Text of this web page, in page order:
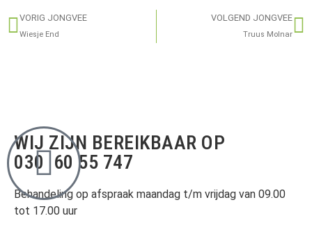
VORIG JONGVEE
Wiesje End
VOLGEND JONGVEE
Truus Molnar
WIJ ZIJN BEREIKBAAR OP
030 60 55 747
Behandeling op afspraak maandag t/m vrijdag van 09.00
tot 17.00 uur